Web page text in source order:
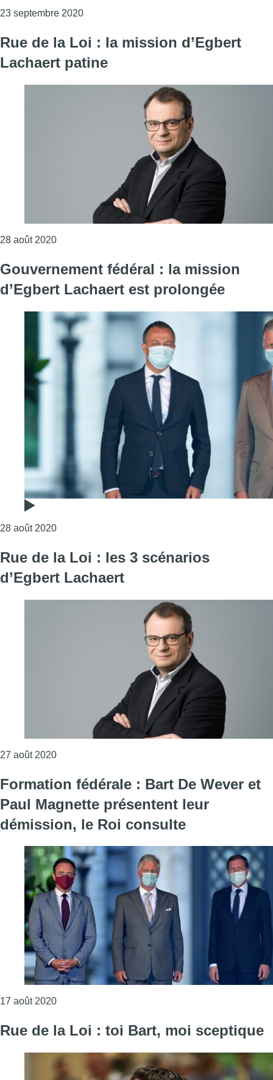
23 septembre 2020Consulter l'article "Les préformateurs
Rue de la Loi : la mission d’Egbert
Lachaert patine
28 août 2020Consulter l'article "Rue de la Loi : la mission
Gouvernement fédéral : la mission
d’Egbert Lachaert est prolongée
28 août 2020Consulter l'article "Gouvernement fédéral : la
Rue de la Loi : les 3 scénarios
d’Egbert Lachaert
27 août 2020Consulter l'article "Rue de la Loi : les 3 scénarios
Formation fédérale : Bart De Wever et
Paul Magnette présentent leur
démission, le Roi consulte
17 août 2020Consulter l'article "Formation fédérale : Bart De
Rue de la Loi : toi Bart, moi sceptique